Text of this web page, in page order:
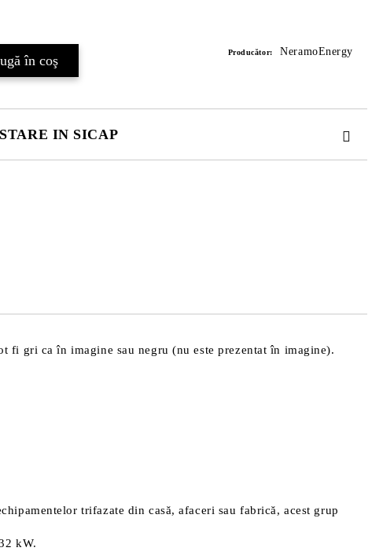
Producător: NeramoEnergy
IN SICAP
fi gri ca în imagine sau negru (nu este prezentat în imagine).
trifazate din casă, afaceri sau fabrică, acest grup
kW.